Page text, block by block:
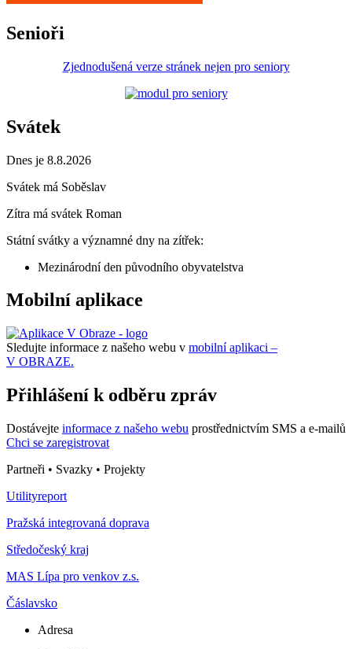
Senioři
Zjednodušená verze stránek nejen pro seniory
Svátek
Dnes je 8.8.2026
Svátek má Soběslav
Zítra má svátek Roman
Státní svátky a významné dny na zítřek:
Mezinárodní den původního obyvatelstva
Mobilní aplikace
Sledujte informace z našeho webu v mobilní aplikaci –
V OBRAZE.
Přihlášení k odběru zpráv
Dostávejte informace z našeho webu prostřednictvím SMS a e-mailů
Chci se zaregistrovat
Partneři • Svazky • Projekty
Utilityreport
Pražská integrovaná doprava
Středočeský kraj
MAS Lípa pro venkov z.s.
Čáslavsko
Adresa